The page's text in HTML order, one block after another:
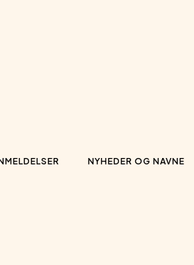
NYHEDER OG NAVNE